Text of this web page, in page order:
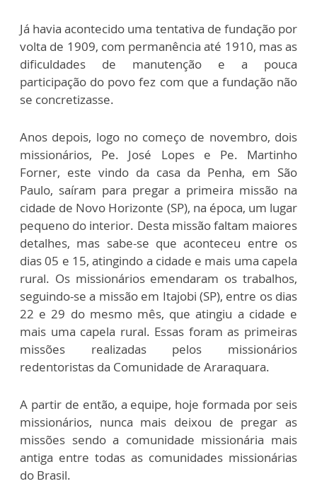
Já havia acontecido uma tentativa de fundação por
volta de 1909, com permanência até 1910, mas as
dificuldades de manutenção e a pouca
participação do povo fez com que a fundação não
se concretizasse.
Anos depois, logo no começo de novembro, dois
missionários, Pe. José Lopes e Pe. Martinho
Forner, este vindo da casa da Penha, em São
Paulo, saíram para pregar a primeira missão na
cidade de Novo Horizonte (SP), na época, um lugar
pequeno do interior. Desta missão faltam maiores
detalhes, mas sabe-se que aconteceu entre os
dias 05 e 15, atingindo a cidade e mais uma capela
rural. Os missionários emendaram os trabalhos,
seguindo-se a missão em Itajobi (SP), entre os dias
22 e 29 do mesmo mês, que atingiu a cidade e
mais uma capela rural. Essas foram as primeiras
missões realizadas pelos missionários
redentoristas da Comunidade de Araraquara.
A partir de então, a equipe, hoje formada por seis
missionários, nunca mais deixou de pregar as
missões sendo a comunidade missionária mais
antiga entre todas as comunidades missionárias
do Brasil.